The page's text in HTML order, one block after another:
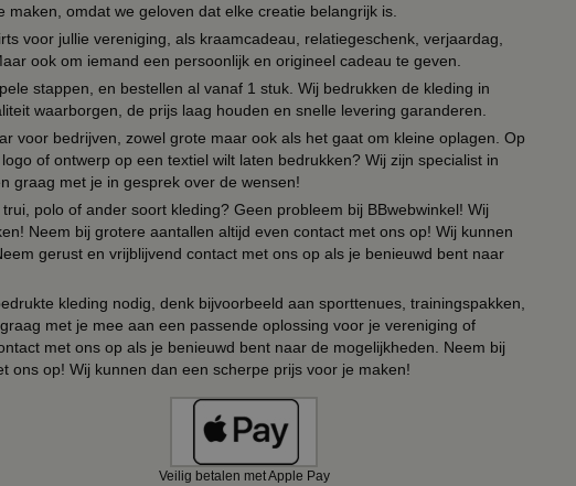
maken, omdat we geloven dat elke creatie belangrijk is.
voor jullie vereniging, als kraamcadeau, relatiegeschenk, verjaardag,
ook om iemand een persoonlijk en origineel cadeau te geven.
stappen, en bestellen al vanaf 1 stuk. Wij bedrukken de kleding in
waarborgen, de prijs laag houden en snelle levering garanderen.
voor bedrijven, zowel grote maar ook als het gaat om kleine oplagen. Op
of ontwerp op een textiel wilt laten bedrukken? Wij zijn specialist in
graag met je in gesprek over de wensen!
polo of ander soort kleding? Geen probleem bij BBwebwinkel! Wij
Neem bij grotere aantallen altijd even contact met ons op! Wij kunnen
gerust en vrijblijvend contact met ons op als je benieuwd bent naar
kleding nodig, denk bijvoorbeeld aan sporttenues, trainingspakken,
met je mee aan een passende oplossing voor je vereniging of
met ons op als je benieuwd bent naar de mogelijkheden. Neem bij
ons op! Wij kunnen dan een scherpe prijs voor je maken!
Veilig betalen met Apple Pay